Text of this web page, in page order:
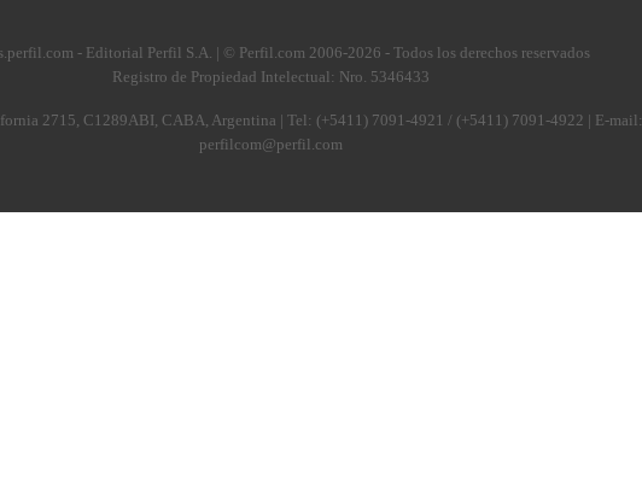
- Editorial Perfil S.A. | © Perfil.com 2006-2026 - Todos los derechos reservados
Registro de Propiedad Intelectual: Nro. 5346433
2715, C1289ABI, CABA, Argentina | Tel: (+5411) 7091-4921 / (+5411) 7091-4922 | E-mail:
perfilcom@perfil.com